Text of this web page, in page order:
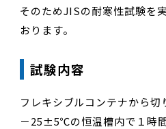
そのためJISの耐寒性試験を
おります。
試験内容
フレキシブルコンテナから切
－25±5℃の恒温槽内で１時間